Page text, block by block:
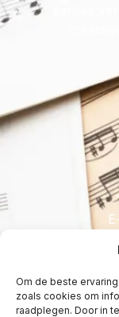
Om de beste
zoals cookies om
raadplegen. Door in
eerlijke